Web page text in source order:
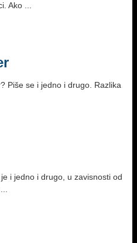
Ako ...
Piše se i jedno i drugo. Razlika
i jedno i drugo, u zavisnosti od